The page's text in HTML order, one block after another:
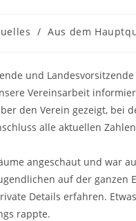
/ Aus dem
und
Vereinsarbeit
den Verein gezeigt, bei
alle aktuellen
angeschaut und war
auf der ganzen
Details erfahren.
rappte.